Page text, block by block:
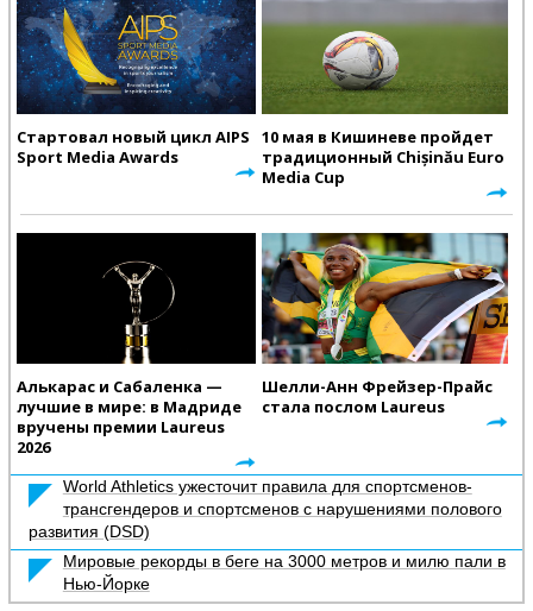
Стартовал новый цикл AIPS
Sport Media Awards
10 мая в Кишиневе пройдет
традиционный Chișinău Euro
Media Cup
Алькарас и Сабаленка —
лучшие в мире: в Мадриде
вручены премии Laureus
2026
Шелли-Анн Фрейзер-Прайс
стала послом Laureus
World Athletics ужесточит правила для спортсменов-
трансгендеров и спортсменов с нарушениями полового
развития (DSD)
Мировые рекорды в беге на 3000 метров и милю пали в
Нью-Йорке